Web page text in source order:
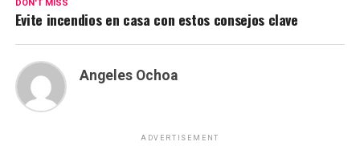
DON'T MISS
Evite incendios en casa con estos consejos clave
Angeles Ochoa
ADVERTISEMENT